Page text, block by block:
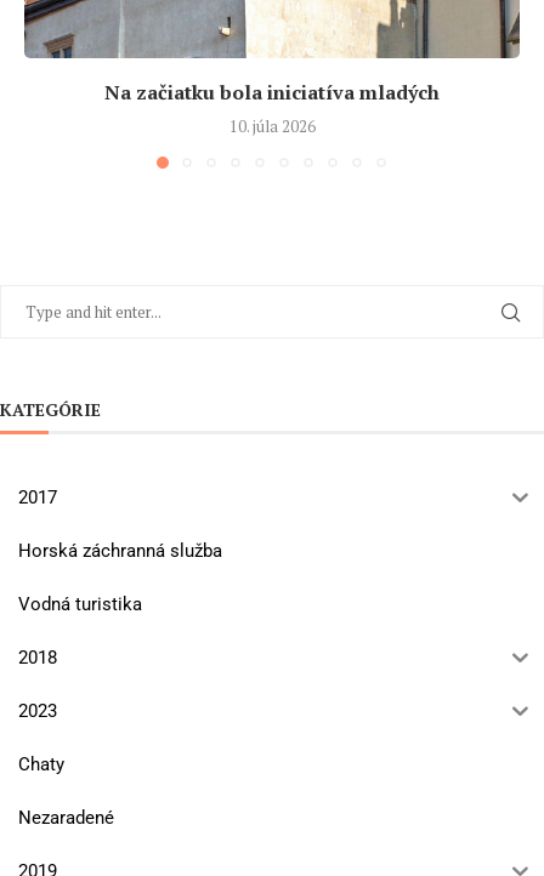
Na začiatku bola iniciatíva mladých
10. júla 2026
KATEGÓRIE
2017
Horská záchranná služba
Vodná turistika
2018
2023
Chaty
Nezaradené
2019